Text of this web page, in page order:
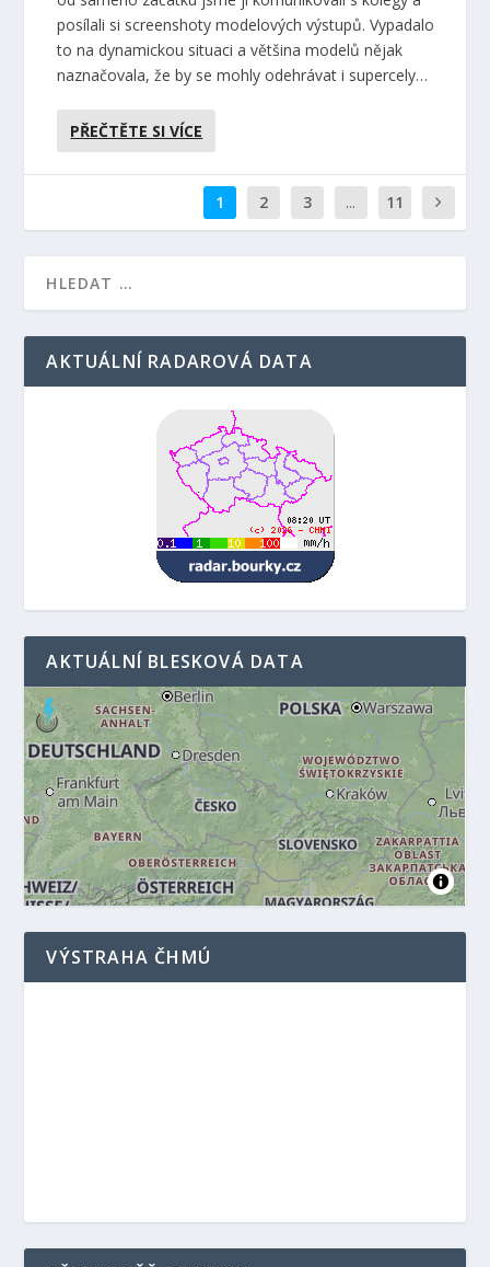
posílali si screenshoty modelových výstupů. Vypadalo
to na dynamickou situaci a většina modelů nějak
naznačovala, že by se mohly odehrávat i supercely…
PŘEČTĚTE SI VÍCE
1 2 3 ... 11
AKTUÁLNÍ RADAROVÁ DATA
AKTUÁLNÍ BLESKOVÁ DATA
VÝSTRAHA ČHMÚ